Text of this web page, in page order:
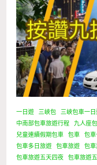
一日遊 三峽包 三峽包車一
中南部包車旅遊行程
九人座
兒童連續假期包車
包車 包
包車多日旅遊
包車旅遊 包
包車旅遊五天四夜
包車旅遊